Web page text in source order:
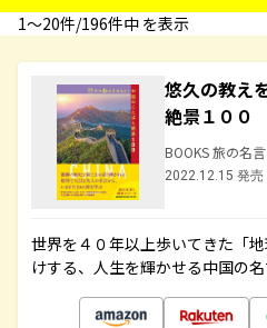
1〜20件/196件中 を表示
悠久の教え
絶景１００
BOOKS 旅の名
2022.12.15 発売
世界を４０年以上歩いてきた「
けする、人生を輝かせる中国の